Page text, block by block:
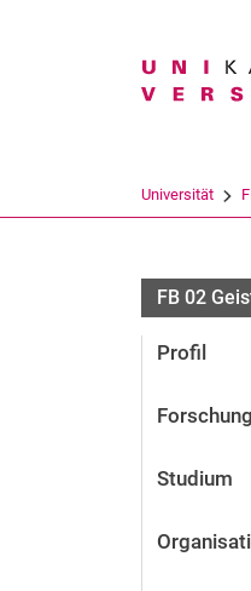
Universität
FB 02
Profil
Forschung
Studium